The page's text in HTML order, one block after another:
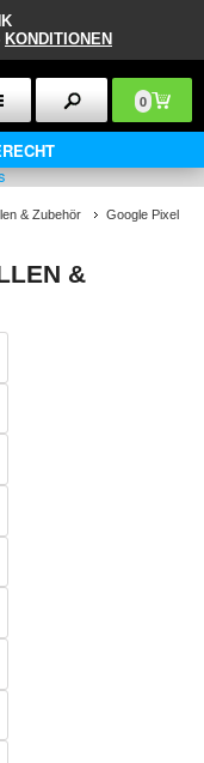
KONDITIONEN
0
& Zubehör
Google Pixel
&